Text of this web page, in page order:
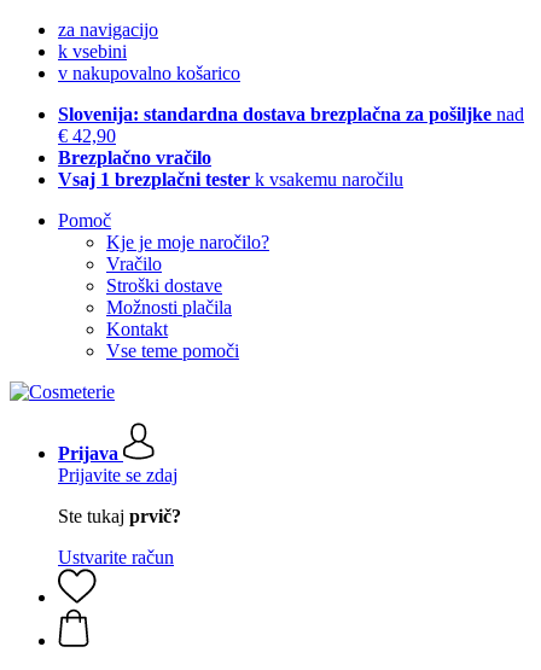
za navigacijo
k vsebini
v nakupovalno košarico
Slovenija: standardna dostava brezplačna za pošiljke nad
€ 42,90
Brezplačno vračilo
Vsaj 1 brezplačni tester k vsakemu naročilu
Pomoč
Kje je moje naročilo?
Vračilo
Stroški dostave
Možnosti plačila
Kontakt
Vse teme pomoči
Prijava
Prijavite se zdaj
Ste tukaj prvič?
Ustvarite račun